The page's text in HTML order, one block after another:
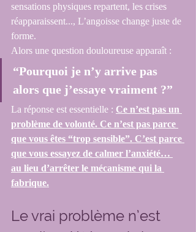
sensations physiques repartent, les crises
réapparaissent..., L’angoisse change juste de
forme.
Alors une question douloureuse apparaît :
“Pourquoi je n’y arrive pas
alors que j’essaye vraiment ?”
La réponse est essentielle : Ce n’est pas un
problème de volonté. Ce n’est pas parce
que vous êtes “trop sensible”. C’est parce
que vous essayez de calmer l’anxiété…
au lieu d’arrêter le mécanisme qui la
fabrique.
Le vrai problème n’est